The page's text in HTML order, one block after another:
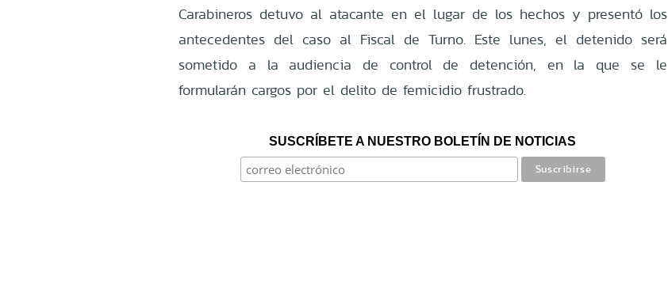
Carabineros detuvo al atacante en el lugar de los hechos y presentó los
antecedentes del caso al Fiscal de Turno. Este lunes, el detenido será
sometido a la audiencia de control de detención, en la que se le
formularán cargos por el delito de femicidio frustrado.
SUSCRÍBETE A NUESTRO BOLETÍN DE NOTICIAS